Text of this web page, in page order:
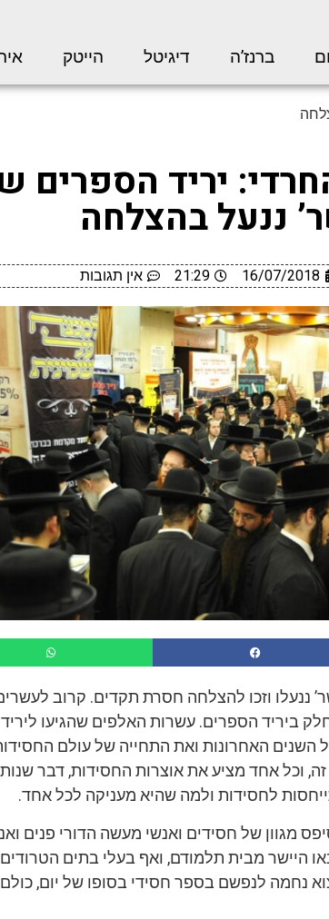
ברנז’ה דיגיטל הייטק
יריד הספרים
ננעל בהצלחה
16/07/2018
21:29 אין תגובות
ננעלו וזכו להצלחה חסרת תקדים. קרוב
ביריד הספרים. עשרות האלפים שהגיעו ליריד
האחרונות ואת התחייה של עולם
וכל אחד מציע את אוצרות החסידות, דבר
לחסידות ולמה שהיא מעניקה לכל אחד.
מגוון של חסידים ואנשי מעשה הדורי פנים
היישר מבית תלמודם, ואף בעלי בתים
נחמה לנפשם בספר חסידי בסופו של יום,